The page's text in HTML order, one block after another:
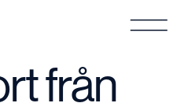
från